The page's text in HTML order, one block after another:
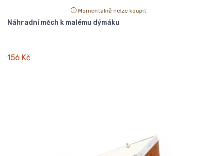
Momentálně nelze koupit
Náhradní měch k malému dýmáku
156 Kč